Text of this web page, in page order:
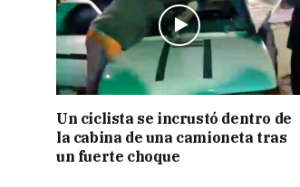
Un ciclista se incrustó dentro de
la cabina de una camioneta tras
un fuerte choque